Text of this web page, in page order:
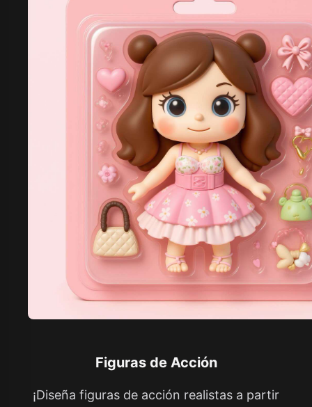
Figuras de Acción
¡Diseña figuras de acción realistas a partir